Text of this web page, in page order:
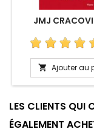
JMJ
 Ajouter au
LES CLIENTS QUI
ÉGALEMENT